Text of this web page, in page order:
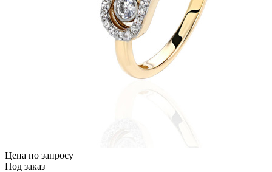
Цена по запросу
Под заказ